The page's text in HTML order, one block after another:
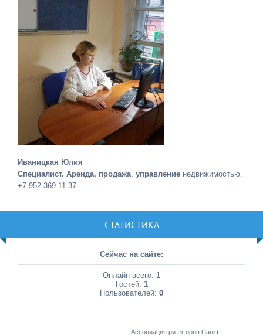
Иваницкая Юлия
Специалист. Аренда, продажа управление недвижимостью.
+7-952-369-11-37
СТАТИСТИКА
Сейчас на сайте:
Онлайн всего: 1
Гостей: 1
Пользователей: 0
Ассоциация риэлторов Санкт-